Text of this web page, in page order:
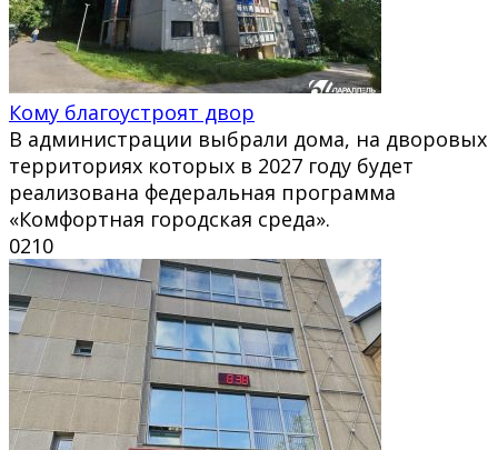
Кому благоустроят двор
В администрации выбрали дома, на дворовых
территориях которых в 2027 году будет
реализована федеральная программа
«Комфортная городская среда».
0210